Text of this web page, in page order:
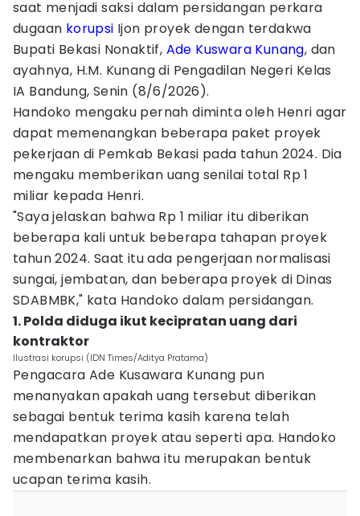
saat menjadi saksi dalam persidangan perkara
dugaan korupsi Ijon proyek dengan terdakwa
Bupati Bekasi Nonaktif, Ade Kuswara Kunang, dan
ayahnya, H.M. Kunang di Pengadilan Negeri Kelas
IA Bandung, Senin (8/6/2026).
Handoko mengaku pernah diminta oleh Henri agar
dapat memenangkan beberapa paket proyek
pekerjaan di Pemkab Bekasi pada tahun 2024. Dia
mengaku memberikan uang senilai total Rp 1
miliar kepada Henri.
"Saya jelaskan bahwa Rp 1 miliar itu diberikan
beberapa kali untuk beberapa tahapan proyek
tahun 2024. Saat itu ada pengerjaan normalisasi
sungai, jembatan, dan beberapa proyek di Dinas
SDABMBK," kata Handoko dalam persidangan.
1. Polda diduga ikut kecipratan uang dari
kontraktor
Ilustrasi korupsi (IDN Times/Aditya Pratama)
Pengacara Ade Kusawara Kunang pun
menanyakan apakah uang tersebut diberikan
sebagai bentuk terima kasih karena telah
mendapatkan proyek atau seperti apa. Handoko
membenarkan bahwa itu merupakan bentuk
ucapan terima kasih.